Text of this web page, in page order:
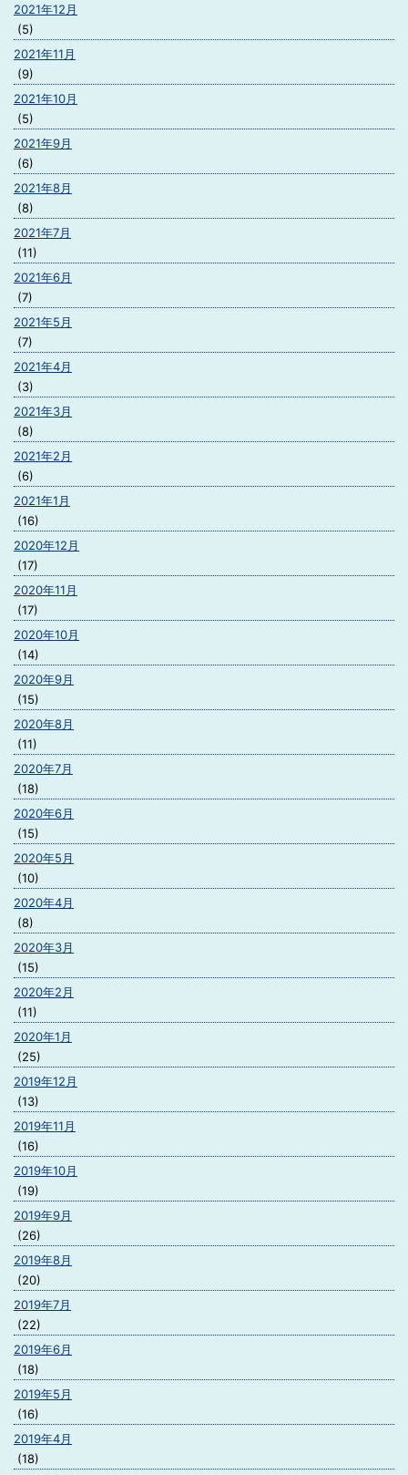
2021年12月
(5)
2021年11月
(9)
2021年10月
(5)
2021年9月
(6)
2021年8月
(8)
2021年7月
(11)
2021年6月
(7)
2021年5月
(7)
2021年4月
(3)
2021年3月
(8)
2021年2月
(6)
2021年1月
(16)
2020年12月
(17)
2020年11月
(17)
2020年10月
(14)
2020年9月
(15)
2020年8月
(11)
2020年7月
(18)
2020年6月
(15)
2020年5月
(10)
2020年4月
(8)
2020年3月
(15)
2020年2月
(11)
2020年1月
(25)
2019年12月
(13)
2019年11月
(16)
2019年10月
(19)
2019年9月
(26)
2019年8月
(20)
2019年7月
(22)
2019年6月
(18)
2019年5月
(16)
2019年4月
(18)